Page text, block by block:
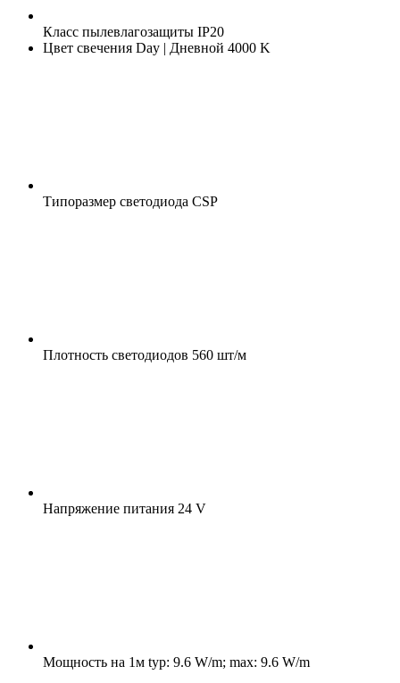
Класс пылевлагозащиты IP20
Цвет свечения Day | Дневной 4000 K
Типоразмер светодиода CSP
Плотность светодиодов 560 шт/м
Напряжение питания 24 V
Мощность на 1м typ: 9.6 W/m; max: 9.6 W/m